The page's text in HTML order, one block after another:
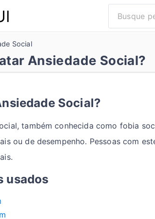
Social
Ansiedade Social?
Social?
também conhecida como fobia
ou de desempenho. Pessoas com
usados